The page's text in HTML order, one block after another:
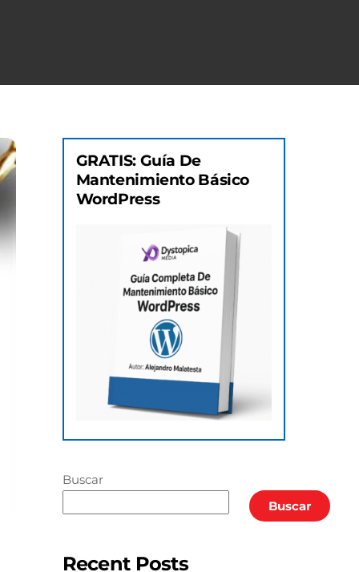
GRATIS: Guía De
Mantenimiento Básico
WordPress
Buscar
Buscar
Recent Posts